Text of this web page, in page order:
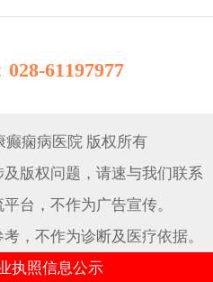
028-61197977
癫痫病医院 版权所有
版权问题，请速与我们联系
台，不作为广告宣传。
，不作为诊断及医疗依据。
执照信息公示